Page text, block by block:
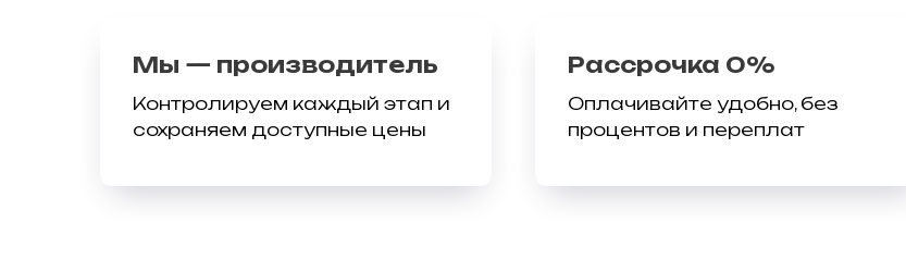
Мы — производитель
Контролируем каждый этап и
сохраняем доступные цены
Рассрочка 0%
Оплачивайте удобно, без
процентов и переплат